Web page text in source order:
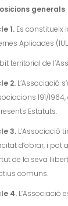
generals
1. Es constitueix
Aplicades
territorial de
2. L’Associació
191/
Estatuts.
3. L’Associació
d’obrar, i pot
de la seva
comuns.
4. L’Associació